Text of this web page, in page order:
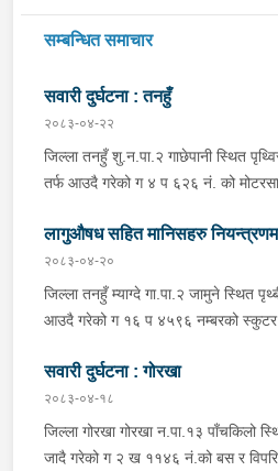
सम्बन्धित समाचार
सवारी दुर्घटना : तनहुँ
२०८३-०४-२२
जिल्ला तनहुँ शु.न.पा.२ गाछेपानी स्थित
तर्फ आउदै गरेको ग ४ प ६२६ नं. को
जिल्ला कास्की पो.म.न.पा.३३ बस्ने बर्ष ३९
उपचारको लागी तनहुँ सेवा हस्पिटल दुलेगौडा
पश्चात थप उपचारको लागी ०७:५५ बजे
लागुऔषध सहित मानिसहरु
२०८३-०४-२०
जिल्ला तनहुँ म्याग्दे गा.पा.२ जामुने स्थित
आउदै गरेको ग १६ प ४५९६ नम्बरको
ऐ.५ बस्ने बर्ष ३४ को नरजंग राना स्कुटर
अबस्थामा थर्पुबाट खटिएको प्रहरी टोलिले
क्रममा निज अमन पौडेलको साथबाट र
प्रतिबन्धित लागुऔषध फेनारागन ११ एम्पुल,
सवारी दुर्घटना : गोरखा
२०८३-०४-१८
जिल्ला गोरखा गोरखा न.पा.१३ पाँचकिलो
जादै गरेको ग २ ख ११४६ नं.को बस र विपरित